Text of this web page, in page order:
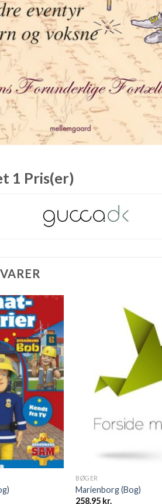
1 Pris(er)
BØGER
Marienborg (Bog)
258.95 kr.